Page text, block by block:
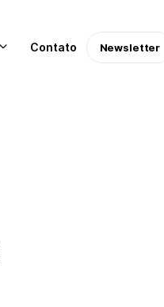
Contato Newsletter